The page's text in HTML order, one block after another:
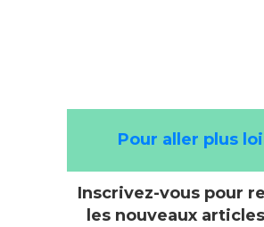
Pour aller plus
Inscrivez-vous pour
les nouveaux